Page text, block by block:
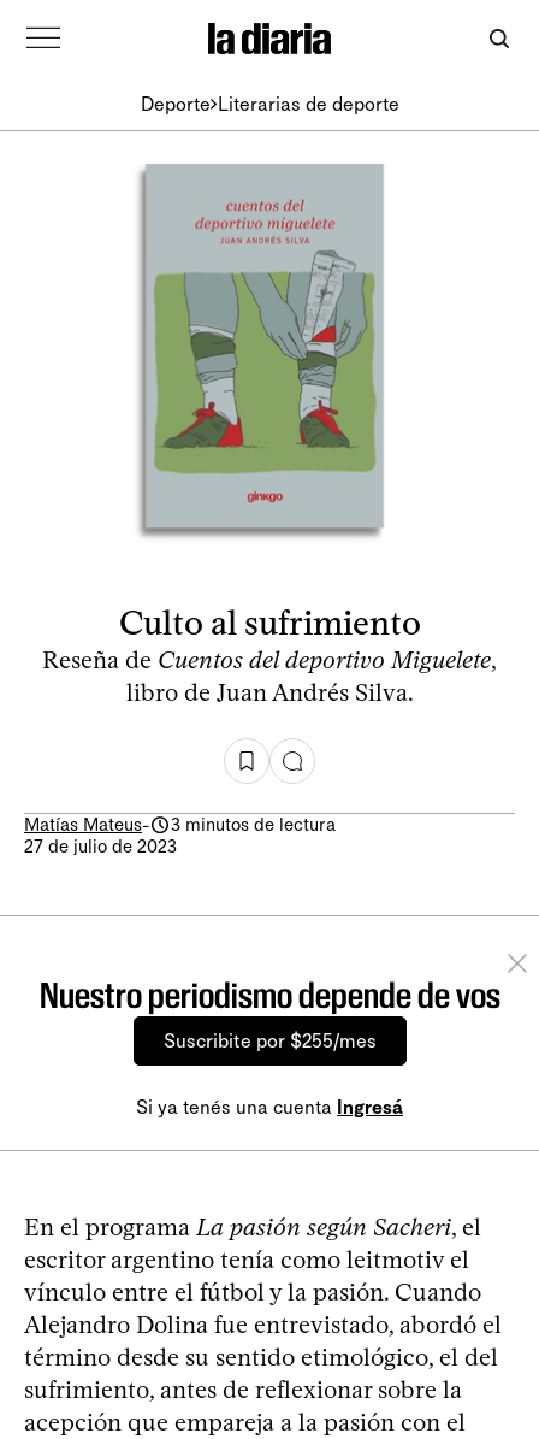
Deporte Literarias de deporte
Culto al sufrimiento
Reseña de Cuentos del deportivo Miguelete,
libro de Juan Andrés Silva.
Matías Mateus-
3 minutos de lectura
27 de julio de 2023
Nuestro periodismo depende de vos
Suscribite por $255/mes
Si ya tenés una cuenta Ingresá
En el programaLa pasión según Sacheri, el
escritor argentino tenía como leitmotiv el
vínculo entre el fútbol y la pasión. Cuando
Alejandro Dolina fue entrevistado, abordó el
término desde su sentido etimológico, el del
sufrimiento, antes de reflexionar sobre la
acepción que empareja a la pasión con el